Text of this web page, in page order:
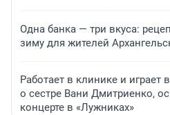
Одна банка — три вкуса:
зиму для жителей
Работает в клинике и играет
о сестре Вани Дмитриенко,
концерте в «Лужниках»